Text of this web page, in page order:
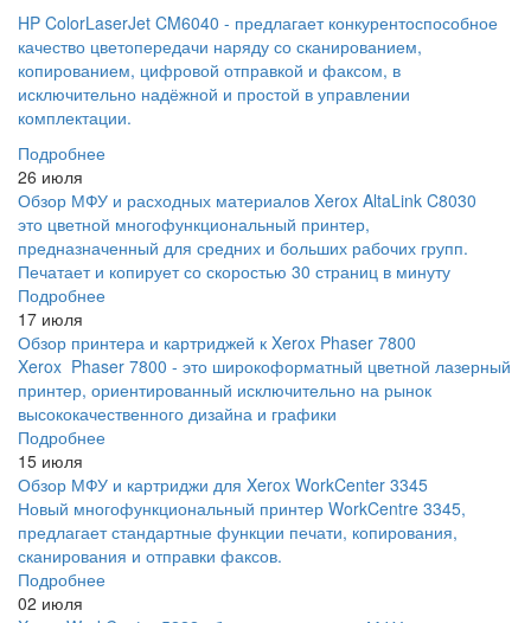
HP ColorLaserJet CM6040 - предлагает конкурентоспособное
качество цветопередачи наряду со сканированием,
копированием, цифровой отправкой и факсом, в
исключительно надёжной и простой в управлении
комплектации.
Подробнее
26 июля
Обзор МФУ и расходных материалов Xerox AltaLink C8030
это цветной многофункциональный принтер,
предназначенный для средних и больших рабочих групп.
Печатает и копирует со скоростью 30 страниц в минуту
Подробнее
17 июля
Обзор принтера и картриджей к Xerox Phaser 7800
Xerox Phaser 7800 - это широкоформатный цветной лазерный
принтер, ориентированный исключительно на рынок
высококачественного дизайна и графики
Подробнее
15 июля
Обзор МФУ и картриджи для Xerox WorkCenter 3345
Новый многофункциональный принтер WorkCentre 3345,
предлагает стандартные функции печати, копирования,
сканирования и отправки факсов.
Подробнее
02 июля